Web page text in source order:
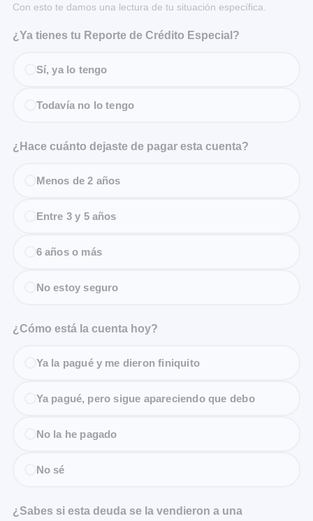
Con esto te damos una lectura de tu situación específica.
¿Ya tienes tu Reporte de Crédito Especial?
Sí, ya lo tengo
Todavía no lo tengo
¿Hace cuánto dejaste de pagar esta cuenta?
Menos de 2 años
Entre 3 y 5 años
6 años o más
No estoy seguro
¿Cómo está la cuenta hoy?
Ya la pagué y me dieron finiquito
Ya pagué, pero sigue apareciendo que debo
No la he pagado
No sé
¿Sabes si esta deuda se la vendieron a una